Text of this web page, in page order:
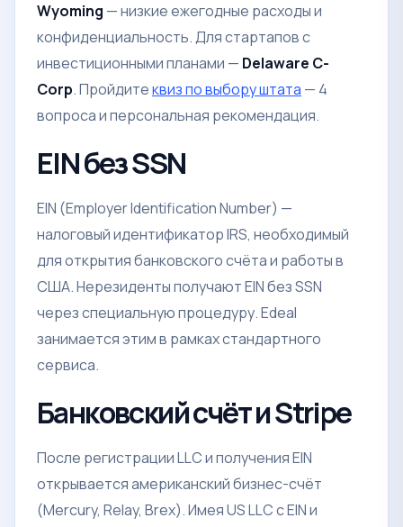
Wyoming — низкие ежегодные расходы и
конфиденциальность. Для стартапов с
инвестиционными планами — Delaware C-
Corp. Пройдитеквиз по выбору штата — 4
вопроса и персональная рекомендация.
EIN без SSN
EIN (Employer Identification Number) —
налоговый идентификатор IRS, необходимый
для открытия банковского счёта и работы в
США. Нерезиденты получают EIN без SSN
через специальную процедуру. Edeal
занимается этим в рамках стандартного
сервиса.
Банковский счёт и Stripe
После регистрации LLC и получения EIN
открывается американский бизнес-счёт
(Mercury, Relay, Brex). Имея US LLC с EIN и